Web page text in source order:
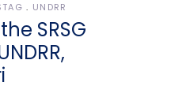
UNDRR
SRSG